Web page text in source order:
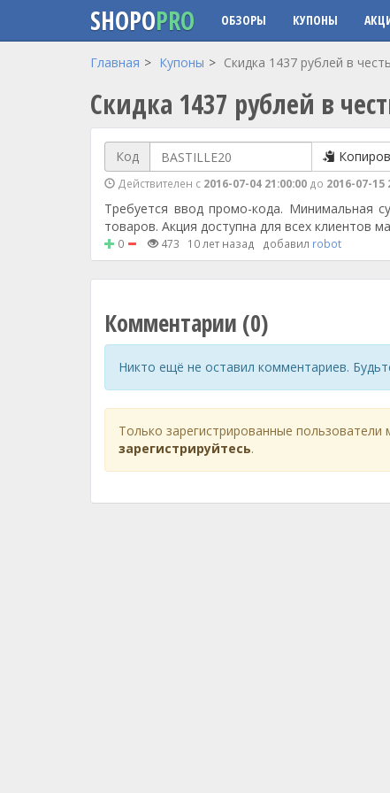
Перейти к основному содержанию
SHOPOPRO ОБЗОРЫ КУПОНЫ
Главная Купоны Скидка 1437 рублей в
Скидка 1437 рублей в
Код
Действителен с 2016-07-04 21:00:00 до 2016-07-15
Требуется ввод промо-кода. Минимальная
товаров. Акция доступна для всех клиентов
0 473 10 лет назад добавил robot
Комментарии (0)
Никто ещё не оставил комментариев.
Только зарегистрированные
зарегистрируйтесь.